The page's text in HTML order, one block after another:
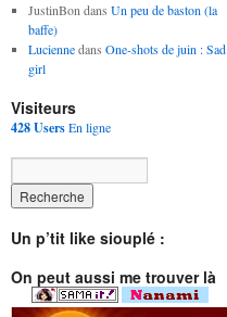
JustinBon dans Un peu de baston (la
baffe)
Luciennedans One-shots de juin : Sad
girl
Visiteurs
428 UsersEn ligne
Un p’tit like siouplé :
On peut aussi me trouver là